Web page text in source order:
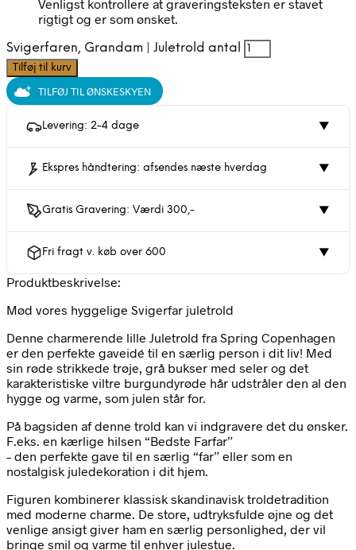
Venligst kontrollere at graveringsteksten er stavet
rigtigt og er som ønsket.
Svigerfaren, Grandam | Juletrold antal
Tilføj til kurv
TILFØJ TIL ØNSKESKYEN
Levering: 2-4 dage ▼
Ekspres håndtering: afsendes næste hverdag ▼
Gratis Gravering: Værdi 300,- ▼
Fri fragt v. køb over 600 ▼
Produktbeskrivelse:
Mød vores hyggelige Svigerfar juletrold
Denne charmerende lille Juletrold fra Spring Copenhagen
er den perfekte gaveidé til en særlig person i dit liv! Med
sin røde strikkede trøje, grå bukser med seler og det
karakteristiske viltre burgundyrøde hår udstråler den al den
hygge og varme, som julen står for.
På bagsiden af denne trold kan vi indgravere det du ønsker.
F.eks. en kærlige hilsen “Bedste Farfar”
– den perfekte gave til en særlig “far” eller som en
nostalgisk juledekoration i dit hjem.
Figuren kombinerer klassisk skandinavisk troldetradition
med moderne charme. De store, udtryksfulde øjne og det
venlige ansigt giver ham en særlig personlighed, der vil
bringe smil og varme til enhver julestue.